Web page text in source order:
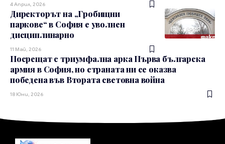
4 Април, 2026
БЪЛГАРИЯ
Директорът на „Гробищни
паркове“ в София е уволнен
дисциплинарно
11 Май, 2026
Посрещат с триумфална арка Първа българска
армия в София, но страната ни се оказва
победена във Втората световна война
18 Юни, 2026